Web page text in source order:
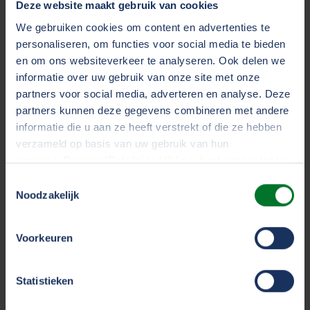
Deze website maakt gebruik van cookies
We gebruiken cookies om content en advertenties te
personaliseren, om functies voor social media te bieden
en om ons websiteverkeer te analyseren. Ook delen we
informatie over uw gebruik van onze site met onze
partners voor social media, adverteren en analyse. Deze
partners kunnen deze gegevens combineren met andere
informatie die u aan ze heeft verstrekt of die ze hebben
verzameld op basis van uw gebruik van hun
services. Door op 'Details' te klikken, kunt u meer lezen
toestemming intrekken. Door op 'Alles accepteren' te
klikken, gaat u akkoord met het gebruik van alle cookies
We werken samen met
die uw gegevens
Noodzakelijk
Voorkeuren
Statistieken
Personenautoverzekering Particulieren
PPP01012022
(PDF)
(PDF)
Bestelautoverzekering Particulieren
BVP01012022
(PDF)
(PDF)
KVP01012022Klassieke voertuigenverzekering
(PDF)
(PDF)